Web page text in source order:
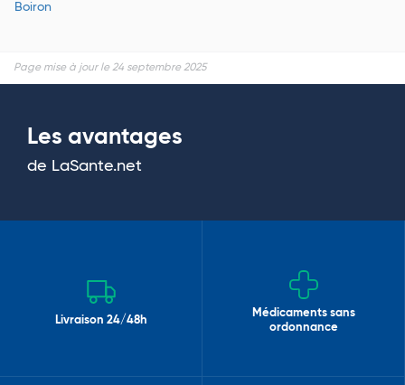
Boiron
Page mise à jour le 24 septembre 2025
Les avantages
de LaSante.net
Livraison 24/48h
Médicaments sans
ordonnance